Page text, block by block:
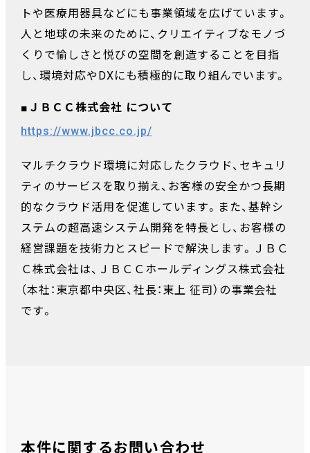
トや医療用器具などにも事業領域を広げています。
人と地球の未来のために、クリエイティブなモノづ
くりで愉しさと悦びの空間を創造することを目指
し、環境対応やDXにも積極的に取り組んでいます。
■ＪＢＣＣ株式会社 について
https://www.jbcc.co.jp/
マルチクラウド環境に対応したクラウド、セキュリ
ティのサービスを取り揃え、お客様の安全かつ長期
的なクラウド活用を促進しています。また、基幹シ
ステムの超高速システム開発を特長とし、お客様の
経営課題を技術力とスピードで解決します。ＪＢＣ
Ｃ株式会社は、ＪＢＣＣホールディングス株式会社
（本社：東京都中央区、社長：東上 征司）の事業会社
です。
本件に関するお問い合わせ